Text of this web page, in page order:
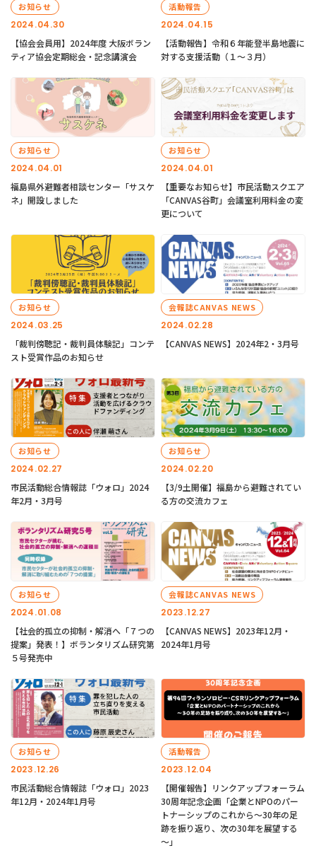
2024.04.30
お知らせ
【協会会員用】2024年度 大阪ボラン
ティア協会定期総会・記念講演会
2024.04.15
活動報告
【活動報告】令和６年能登半島地震に
対する支援活動（１〜３月）
2024.04.01
お知らせ
福島県外避難者相談センター「サスケ
ネ」開設しました
2024.04.01
お知らせ
【重要なお知らせ】市民活動スクエア
「CANVAS谷町」会議室利用料金の変
更について
2024.03.25
お知らせ
「裁判傍聴記・裁判員体験記」コンテ
スト受賞作品のお知らせ
2024.02.28
会報誌CANVAS NEWS
【CANVAS NEWS】2024年2・3月号
2024.02.27
お知らせ
市民活動総合情報誌「ウォロ」2024
年2月・3月号
2024.02.20
お知らせ
【3/9土開催】福島から避難されてい
る方の交流カフェ
2024.01.08
お知らせ
【社会的孤立の抑制・解消へ「７つの
提案」発表！】ボランタリズム研究第
５号発売中
2023.12.27
会報誌CANVAS NEWS
【CANVAS NEWS】2023年12月・
2024年1月号
2023.12.26
お知らせ
市民活動総合情報誌「ウォロ」2023
年12月・2024年1月号
2023.12.04
活動報告
【開催報告】リンクアップフォーラム
30周年記念企画「企業とNPOのパー
トナーシップのこれから～30年の足
跡を振り返り、次の30年を展望する
～」